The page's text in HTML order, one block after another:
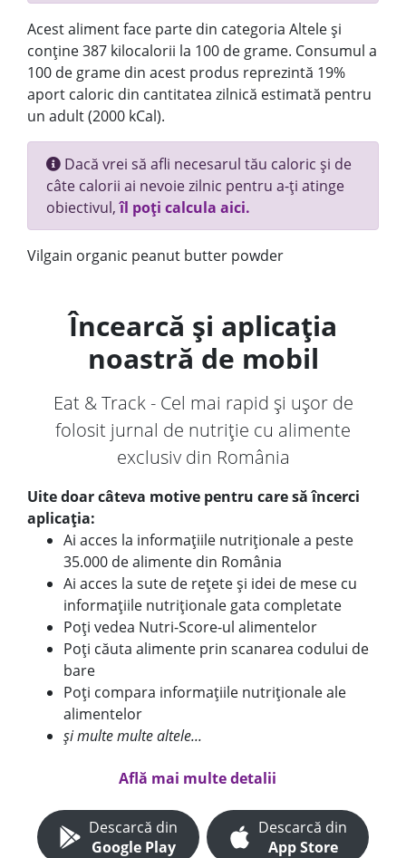
Acest aliment face parte din categoria Altele și
conține 387 kilocalorii la 100 de grame. Consumul a
100 de grame din acest produs reprezintă 19%
aport caloric din cantitatea zilnică estimată pentru
un adult (2000 kCal).
Dacă vrei să afli necesarul tău caloric și de
câte calorii ai nevoie zilnic pentru a-ți atinge
obiectivul,îl poți calcula aici.
Vilgain organic peanut butter powder
Încearcă și aplicația
noastră de mobil
Eat & Track - Cel mai rapid și ușor de
folosit jurnal de nutriție cu alimente
exclusiv din România
Uite doar câteva motive pentru care să încerci
aplicația:
Ai acces la informațiile nutriționale a peste
35.000 de alimente din România
Ai acces la sute de rețete și idei de mese cu
informațiile nutriționale gata completate
Poți vedea Nutri-Score-ul alimentelor
Poți căuta alimente prin scanarea codului de
bare
Poți compara informațiile nutriționale ale
alimentelor
și multe multe altele...
Află mai multe detalii
Descarcă din
Google Play
Descarcă din
App Store